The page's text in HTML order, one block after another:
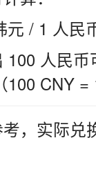
元 / 1 人民
人民
CNY =
，实际